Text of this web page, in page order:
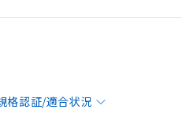
格認証/適合状況